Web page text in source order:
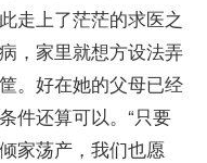
走上了茫茫的求医之
，家里就想方设法弄
。好在她的父母已经
件还算可以。“只要
家荡产，我们也愿